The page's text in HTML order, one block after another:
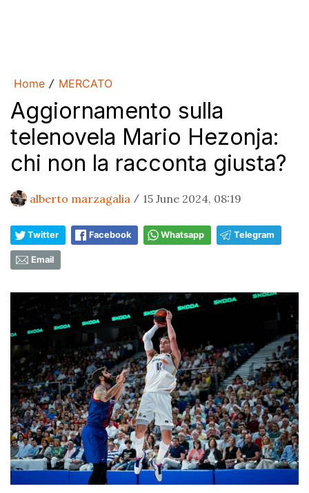
Home / MERCATO
Aggiornamento sulla
telenovela Mario Hezonja:
chi non la racconta giusta?
alberto marzagalia / 15 June 2024, 08:19
Twitter Facebook Whatsapp Telegram
Email